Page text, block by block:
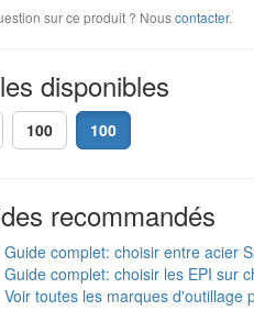
sur ce produit ? Nouscontacter.
disponibles
100 100
recommandés
Guide complet: choisir entre acier
Guide complet: choisir les EPI sur
Voir toutes les marques d'outillage